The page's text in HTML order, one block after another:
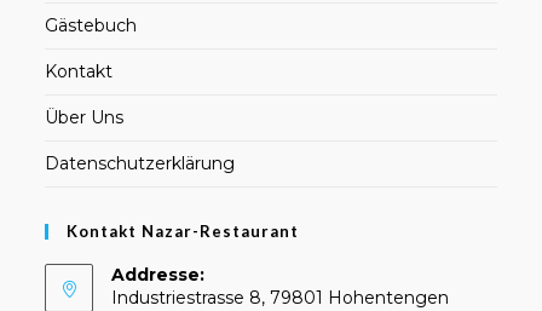
Gästebuch
Kontakt
Über Uns
Datenschutzerklärung
Kontakt Nazar-Restaurant
Addresse:
Industriestrasse 8, 79801 Hohentengen